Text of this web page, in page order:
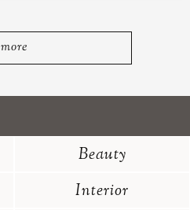
more
Beauty
Interior